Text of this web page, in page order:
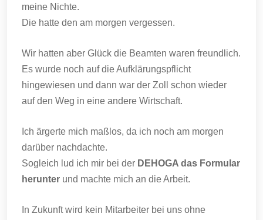
meine Nichte.
Die hatte den am morgen vergessen.
Wir hatten aber Glück die Beamten waren freundlich.
Es wurde noch auf die Aufklärungspflicht
hingewiesen und dann war der Zoll schon wieder
auf den Weg in eine andere Wirtschaft.
Ich ärgerte mich maßlos, da ich noch am morgen
darüber nachdachte.
Sogleich lud ich mir bei der DEHOGA das Formular
herunter und machte mich an die Arbeit.
In Zukunft wird kein Mitarbeiter bei uns ohne